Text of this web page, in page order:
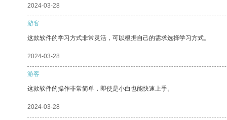
2024-03-28
游客
这款软件的学习方式非常灵活，可以根据自己的需求选择学习方式。
2024-03-28
游客
这款软件的操作非常简单，即使是小白也能快速上手。
2024-03-28